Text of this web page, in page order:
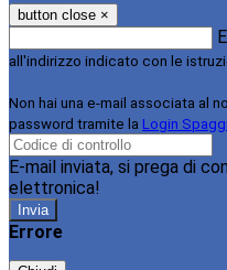
button close ×
all'indirizzo indicato con le
Non hai una e-mail associata al
password tramite la Login
E-mail inviata, si prega di
elettronica!
Errore